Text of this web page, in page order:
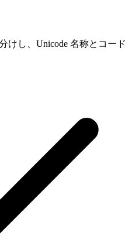
けし、Unicode 名称とコード